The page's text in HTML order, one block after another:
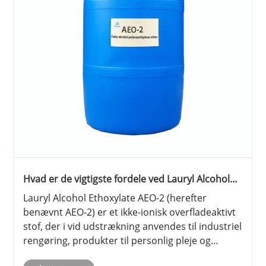
Hvad er de vigtigste fordele ved Lauryl Alcohol
Ethoxylate AEO-2 i industrielle og
husholdningsapplikationer?
Lauryl Alcohol Ethoxylate AEO-2 (herefter
benævnt AEO-2) er et ikke-ionisk overfladeaktivt
stof, der i vid udstrækning anvendes til industriel
rengøring, produkter til personlig pleje og